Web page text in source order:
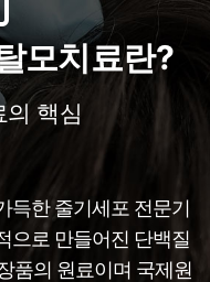
모치료란?
의 핵심
득한 줄기세포 전문기
으로 만들어진 단백질
품의 원료이며 국제원